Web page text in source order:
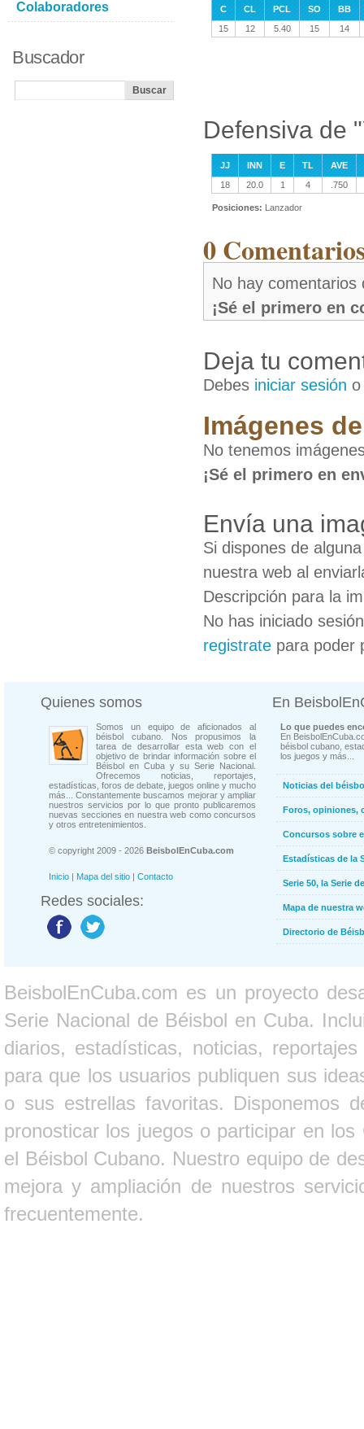
C CL PCL SO
BB
15
12 5.40 15 14
Defensiva de
JJ INN E TL
AVE
18
20.0 1 4 .750
Posiciones: Lanzador
0
No hay comentarios
¡Sé el primero en
Deja tu
Debes iniciar sesión
Imágenes
No tenemos
¡Sé el primero en
Envía una
Si dispones de
nuestra web al
Descripción para la
No has iniciado
registrate para poder
Colaboradores
Buscador
Quienes somos
Somos un equipo de aficionados al
béisbol cubano. Nos propusimos la
tarea de desarrollar esta web con el
objetivo de brindar información sobre el
Béisbol en Cuba y su Serie Nacional.
Ofrecemos noticias, reportajes,
estadísticas, foros de debate, juegos online y mucho
más... Constantemente buscamos mejorar y ampliar
nuestros servicios por lo que pronto publicaremos
nuevas secciones en nuestra web como concursos
y otros entretenimientos.
© copyright 2009 - 2026 BeisbolEnCuba.com
Inicio | Mapa del sitio | Contacto
Redes sociales:
En
Lo que puedes
En
béisbol cubano,
los juegos y más...
Noticias del
Foros, opiniones,
Concursos sobre
Estadísticas de la
Serie 50, la Serie
Mapa de nuestra
Directorio de
BeisbolEnCuba.com es un proyecto
Serie Nacional de Béisbol en Cuba.
diarios, estadísticas, noticias,
para que los usuarios publiquen sus
o sus estrellas favoritas. Disponemos
pronosticar los juegos o participar en
el Béisbol Cubano. Nuestro equipo de
mejora y ampliación de nuestros
frecuentemente.